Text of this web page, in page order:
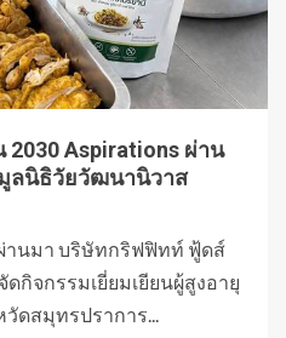
Aspirations ผ่าน
ลนิธิวัยวัฒนานิวาส
านมา บริษัทกริฟฟิทท์ ฟู้ดส์
ดกิจกรรมเยี่ยมเยียนผู้สูงอายุ
ดสมุทรปราการ...